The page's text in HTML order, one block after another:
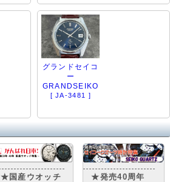
グランドセイコ
ー
GRANDSEIKO
[ JA-3481 ]
★国産ウオッチ
★発売40周年